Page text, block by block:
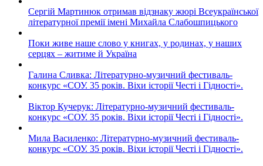
Сергій Мартинюк отримав відзнаку жюрі Всеукраїнської
літературної премії імені Михайла Слабошпицького
Поки живе наше слово у книгах, у родинах, у наших
серцях – житиме й Україна
Галина Сливка: Літературно-музичний фестиваль-
конкурс «СОУ. 35 років. Віхи історії Честі і Гідності».
Віктор Кучерук: Літературно-музичний фестиваль-
конкурс «СОУ. 35 років. Віхи історії Честі і Гідності».
Мила Василенко: Літературно-музичний фестиваль-
конкурс «СОУ. 35 років. Віхи історії Честі і Гідності».